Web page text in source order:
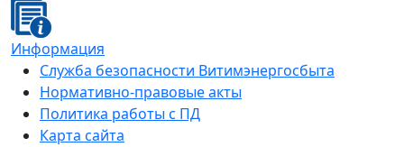
Информация
Служба безопасности Витимэнергосбыта
Нормативно-правовые акты
Политика работы с ПД
Карта сайта